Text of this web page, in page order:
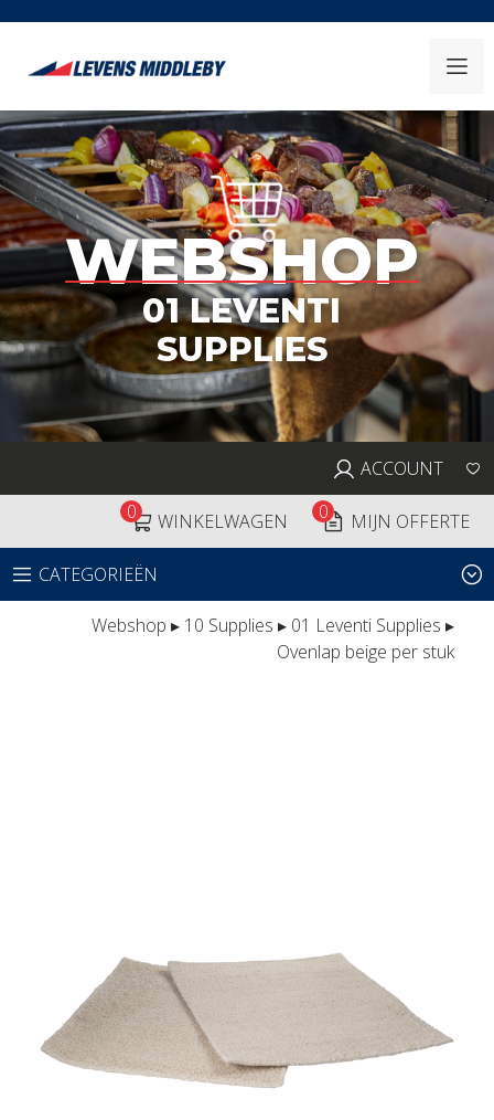
WEBSHOP
01 LEVENTI
SUPPLIES
CATEGORIEËN
WINKELWAGEN
0 MIJN OFFERTE
0
ACCOUNT
Webshop ▸ 10 Supplies ▸ 01 Leventi Supplies ▸
Ovenlap beige per stuk